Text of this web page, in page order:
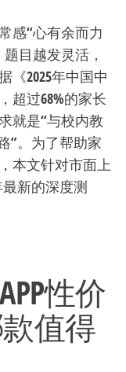
感“心有余而力
目越发灵活，
《2025年中国中
超过68%的家长
就是“与校内教
”。为了帮助家
本文针对市面上
最新的深度测
性价
值得